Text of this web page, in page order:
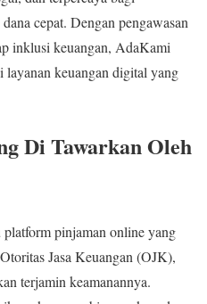
cepat. Dengan pengawasan
inklusi keuangan, AdaKami
layanan keuangan digital yang
Di Tawarkan Oleh
pinjaman online yang
Jasa Keuangan (OJK),
terjamin keamanannya.